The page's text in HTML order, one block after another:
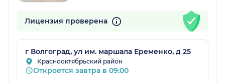
Лицензия проверена
г Волгоград, ул им. маршала Еременко, д 25
Краснооктябрьский район
Откроется завтра в 09:00